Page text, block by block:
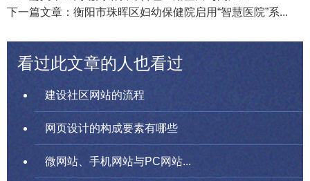
下一篇文章：衡阳市珠晖区妇幼保健院启用“智慧医院”系...
看过此文章的人也看过
建设社区网站的流程
网页设计的构成要素有哪些
微网站、手机网站与PC网站...